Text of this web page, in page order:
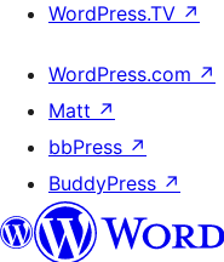
WordPress.TV ↗
WordPress.com ↗
Matt ↗
bbPress ↗
BuddyPress ↗